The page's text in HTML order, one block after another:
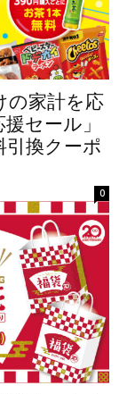
家計を応
セール」
換クーポ
0